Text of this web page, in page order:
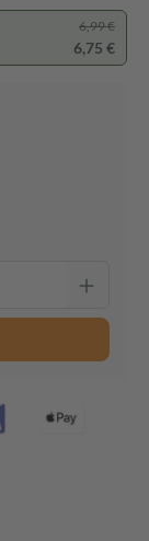
6,99 €
6,75 €